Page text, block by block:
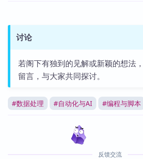
讨论
若阁下有独到的见解或新颖的想法
留言，与大家共同探讨。
#数据处理 #自动化与AI #编程与脚本
反馈交流